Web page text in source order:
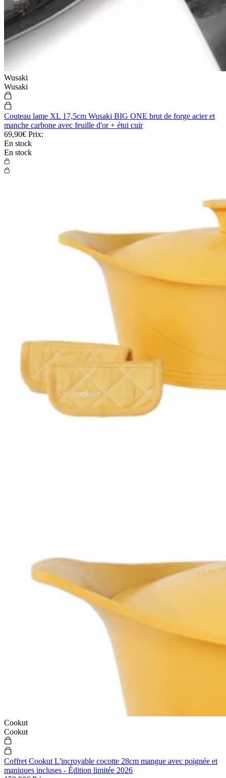
Wusaki
Wusaki
Couteau lame XL 17,5cm Wusaki BIG ONE brut de forge acier et
manche carbone avec feuille d'or + étui cuir
69,90€ Prix:
En stock
En stock
Cookut
Cookut
Coffret Cookut L'incroyable cocotte 28cm mangue avec poignée et
maniques incluses - Édition limitée 2026